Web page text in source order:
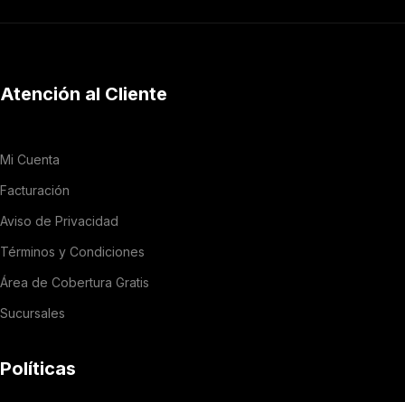
Atención al Cliente
Mi Cuenta
Facturación
Aviso de Privacidad
Términos y Condiciones
Área de Cobertura Gratis
Sucursales
Políticas